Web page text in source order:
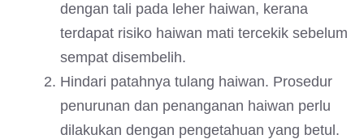
dengan tali pada leher haiwan, kerana
terdapat risiko haiwan mati tercekik sebelum
sempat disembelih.
Hindari patahnya tulang haiwan. Prosedur
penurunan dan penanganan haiwan perlu
dilakukan dengan pengetahuan yang betul.